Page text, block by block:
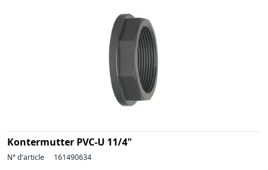
Kontermutter PVC-U 11/4"
N° d'article 161490634